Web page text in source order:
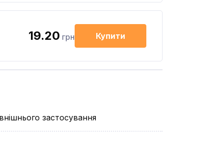
19.20 грн Купити
застосування